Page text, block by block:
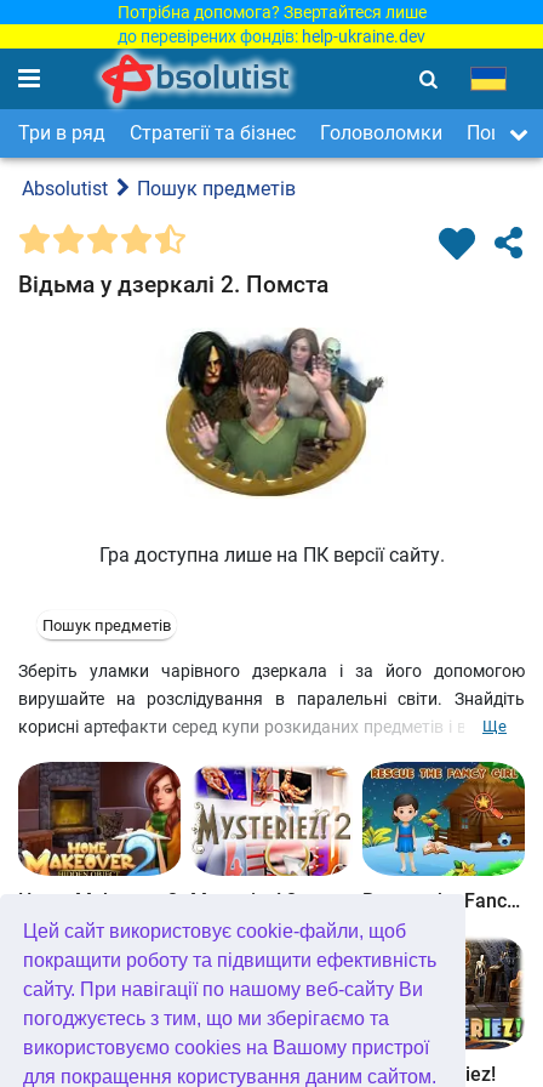
Цей сайт використовує cookie-файли, щоб
покращити роботу та підвищити ефективність
сайту. При навігації по нашому веб-сайту Ви
погоджуєтесь з тим, що ми зберігаємо та
використовуємо cookies на Вашому пристрої
для покращення користування даним сайтом.
Потрібна допомога? Звертайтеся лише
до перевірених фондів: help-ukraine.dev
Три в ряд Стратегії та бізнес Головоломки Пошук
Absolutist Пошук предметів
Відьма у дзеркалі 2. Помста
Гра доступна лише на ПК версії сайту.
Пошук предметів
Зберіть уламки чарівного дзеркала і за його допомогою
вирушайте на розслідування в паралельні світи. Знайдіть
корисні артефакти серед купи розкиданих предметів і вирішіть
викрадену душу малюка. На допомогу вам пропонуються
підказки, що заповнюються, і щоденник, в який ви будете
заносити корисну інформацію. І пам'ятайте: відьма десь
поряд…
Ще
Home Makeover 2 Mysteriez! 2 Rescue the Fancy Girl
Find the School Bag Find the Gift Box ABC Mysteriez!